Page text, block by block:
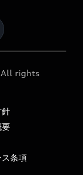
All rights
針
要
条項